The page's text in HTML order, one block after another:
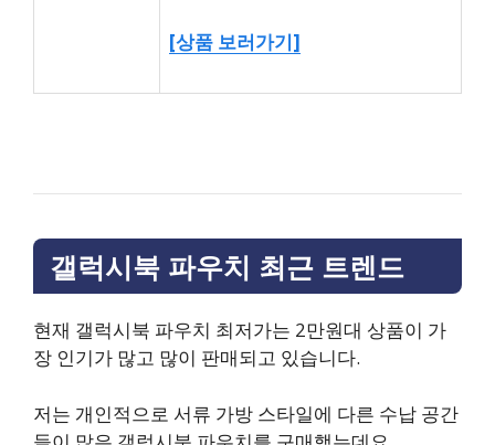
[상품 보러가기]
갤럭시북 파우치 최근 트렌드
현재 갤럭시북 파우치 최저가는 2만원대 상품이 가
장 인기가 많고 많이 판매되고 있습니다.
저는 개인적으로 서류 가방 스타일에 다른 수납 공간